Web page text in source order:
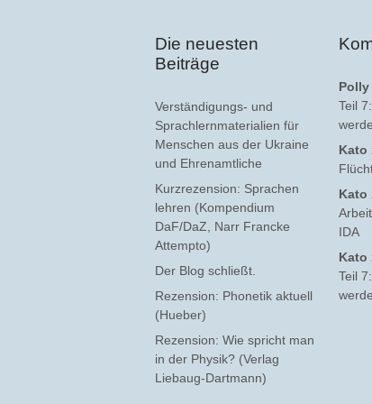
Die neuesten
Beiträge
Verständigungs- und
Sprachlernmaterialien für
Menschen aus der Ukraine
und Ehrenamtliche
Kurzrezension: Sprachen
lehren (Kompendium
DaF/DaZ, Narr Francke
Attempto)
Der Blog schließt.
Rezension: Phonetik aktuell
(Hueber)
Rezension: Wie spricht man
in der Physik? (Verlag
Liebaug-Dartmann)
Polly
Teil
Kato
Kato
IDA
Kato
Teil